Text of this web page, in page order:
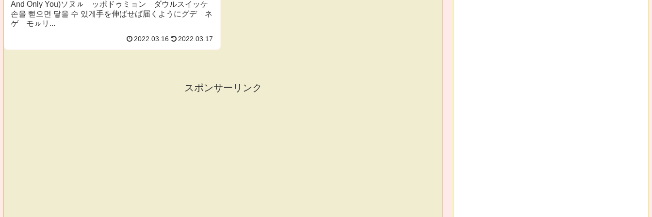
And Only You)ソヌㇽ ッポドゥミョン ダウルスイッケ
손을 뻗으면 닿을 수 있게手を伸ばせば届くようにグデ ネ
ゲ モㇽリ...
2022.03.16 2022.03.17
スポンサーリンク